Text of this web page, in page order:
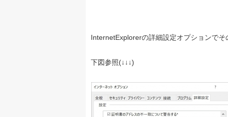
InternetExplorerの詳細設定オプションでそ
下図参照(↓↓↓)